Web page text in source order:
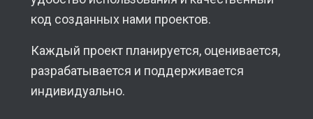
код созданных нами проектов.
Каждый проект планируется, оценивается,
разрабатывается и поддерживается
индивидуально.